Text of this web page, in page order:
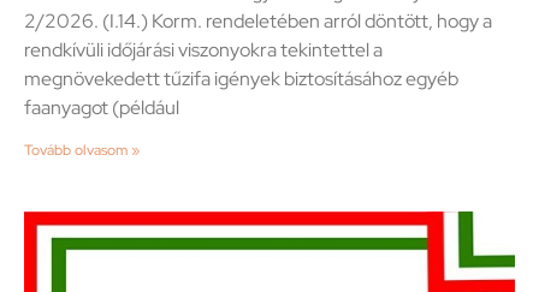
2/2026. (I.14.) Korm. rendeletében arról döntött, hogy a
rendkívüli időjárási viszonyokra tekintettel a
megnövekedett tűzifa igények biztosításához egyéb
faanyagot (például
Tovább olvasom »